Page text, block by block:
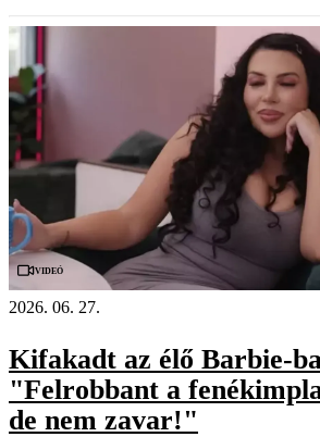
Videó
2026. 06. 27.
Kifakadt az élő Barbie-
"Felrobbant a
de nem zavar!"